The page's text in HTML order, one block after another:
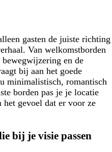
gasten de juiste richting
Van welkomstborden
en de
bij aan het goede
minimalistisch, romantisch
borden pas je je locatie
het gevoel dat er voor ze
bij je visie passen